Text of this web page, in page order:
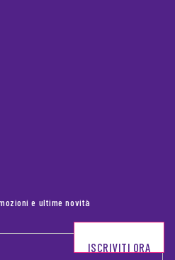
e ultime novità
ISCRIVITI ORA